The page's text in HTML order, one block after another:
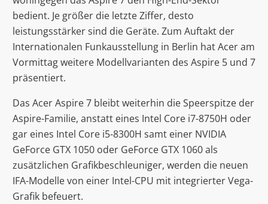
bedient. Je größer die letzte Ziffer, desto
leistungsstärker sind die Geräte. Zum Auftakt der
Internationalen Funkausstellung in Berlin hat Acer am
Vormittag weitere Modellvarianten des Aspire 5 und 7
präsentiert.
Das Acer Aspire 7 bleibt weiterhin die Speerspitze der
Aspire-Familie, anstatt eines Intel Core i7-8750H oder
gar eines Intel Core i5-8300H samt einer NVIDIA
GeForce GTX 1050 oder GeForce GTX 1060 als
zusätzlichen Grafikbeschleuniger, werden die neuen
IFA-Modelle von einer Intel-CPU mit integrierter Vega-
Grafik befeuert.